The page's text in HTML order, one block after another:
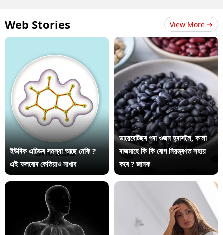
Web Stories View More
ইউৰিক এচিডৰ সমস্যা আছে নেকি ?
এই ফলবোৰ কেতিয়াও নাখাব
ডায়েবেটিছৰ পৰা ওজন হ্ৰাসলৈ, ক’লা
ৰাজমাহে কি কি ৰোগ নিয়ন্ত্ৰণত সহায়
কৰে ? জানক